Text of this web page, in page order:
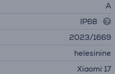
A
IP68
2023/1669
helesinine
Xiaomi 17